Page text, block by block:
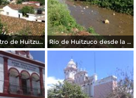
Vista del centro de Huitzuco con sus techos de teja de dos aguas. Julio/2016 Río de Huitzuco desde la Unidad Deportiva. Julio/2016